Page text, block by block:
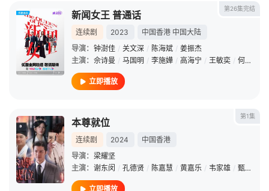
第26集完结
新闻女王 普通话
连续剧 2023 中国香港 中国大陆
导演： 钟澍佳 / 关文深 / 陈海斌 / 姜振杰
主演： 佘诗曼 / 马国明 / 李施嬅 / 高海宁 / 王敏奕 / 何依婷
立即播放
第1集
本尊就位
连续剧 2024
中国香港
导演： 梁耀坚
主演： 谢东闵 / 孔德贤 / 陈嘉慧 / 黄嘉乐 / 韦家雄 / 甄采浠
立即播放